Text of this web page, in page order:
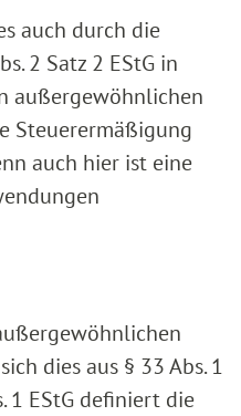
auch durch die
2 Satz 2 EStG in
außergewöhnlichen
Steuerermäßigung
auch hier ist eine
dies aus § 33 Abs. 1
1 EStG definiert die